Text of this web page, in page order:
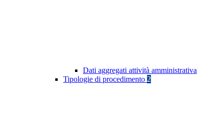
Dati aggregati attività amministrativa
Tipologie di procedimento 2